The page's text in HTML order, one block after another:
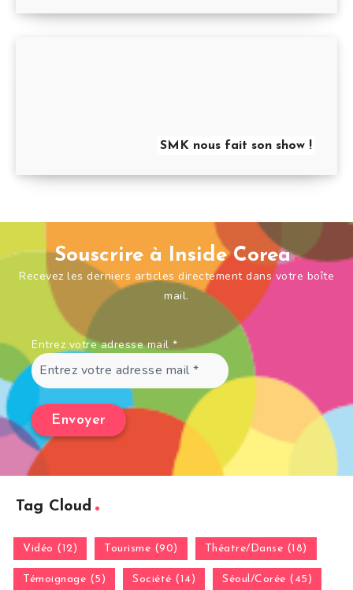
SMK nous fait son show !
Souscrire à Inside Corea
Recevez les derniers articles directement dans votre boîte
mail.
Entrez votre adresse mail *
Tag Cloud
Vidéo (12) Tourisme (90) Théatre/Danse (18)
Témoignage (5) Société (14) Séoul/Corée (45)